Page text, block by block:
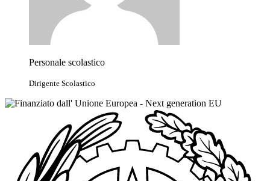
Personale scolastico
Dirigente Scolastico